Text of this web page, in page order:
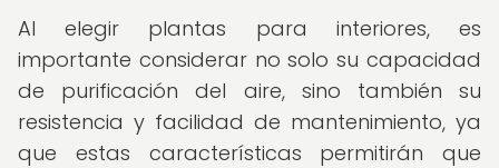
Al elegir plantas para interiores, es
importante considerar no solo su capacidad
de purificación del aire, sino también su
resistencia y facilidad de mantenimiento, ya
que estas características permitirán que